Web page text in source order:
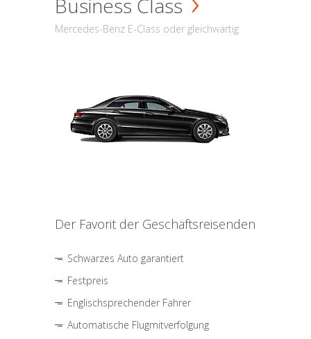
Business Class
Mercedes-Benz E-Class oder gleichwärtig
Der Favorit der Geschäftsreisenden
Schwarzes Auto garantiert
Festpreis
Englischsprechender Fahrer
Automatische Flugmitverfolgung